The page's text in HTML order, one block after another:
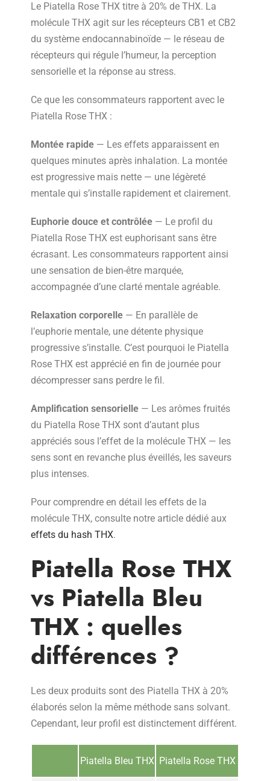
Le Piatella Rose THX titre à 20% de THX. La
molécule THX agit sur les récepteurs CB1 et CB2
du système endocannabinoïde — le réseau de
récepteurs qui régule l’humeur, la perception
sensorielle et la réponse au stress.
Ce que les consommateurs rapportent avec le
Piatella Rose THX :
Montée rapide — Les effets apparaissent en
quelques minutes après inhalation. La montée
est progressive mais nette — une légèreté
mentale qui s’installe rapidement et clairement.
Euphorie douce et contrôlée — Le profil du
Piatella Rose THX est euphorisant sans être
écrasant. Les consommateurs rapportent ainsi
une sensation de bien-être marquée,
accompagnée d’une clarté mentale agréable.
Relaxation corporelle — En parallèle de
l’euphorie mentale, une détente physique
progressive s’installe. C’est pourquoi le Piatella
Rose THX est apprécié en fin de journée pour
décompresser sans perdre le fil.
Amplification sensorielle — Les arômes fruités
du Piatella Rose THX sont d’autant plus
appréciés sous l’effet de la molécule THX — les
sens sont en revanche plus éveillés, les saveurs
plus intenses.
Pour comprendre en détail les effets de la
molécule THX, consulte notre article dédié aux
effets du hash THX.
Piatella Rose THX
vs Piatella Bleu
THX : quelles
différences ?
Les deux produits sont des Piatella THX à 20%
élaborés selon la même méthode sans solvant.
Cependant, leur profil est distinctement différent.
Piatella Bleu THX Piatella Rose THX